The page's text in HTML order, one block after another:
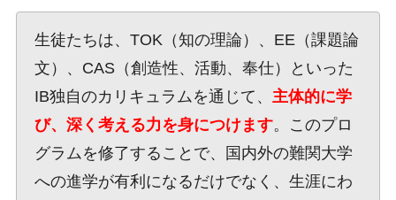
生徒たちは、TOK（知の理論）、EE（課題論
文）、CAS（創造性、活動、奉仕）といった
IB独自のカリキュラムを通じて、 主体的に学
び、深く考える力を身につけます。このプロ
グラムを修了することで、国内外の難関大学
への進学が有利になるだけでなく、生涯にわ